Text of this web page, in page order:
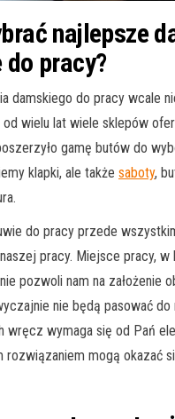
najlepsze
do pracy?
damskiego do pracy wcale
od wielu lat wiele sklepów
gamę butów do
klapki, ale także saboty,
do pracy przede
pracy. Miejsce pracy,
pozwoli nam na założenie
nie będą pasować do
wręcz wymaga się od Pań
rozwiązaniem mogą okazać